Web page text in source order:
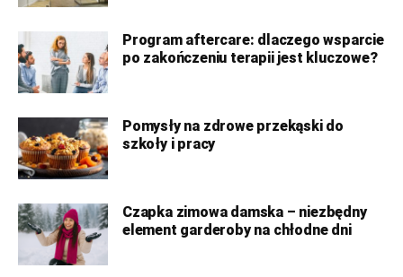
Program aftercare: dlaczego wsparcie
po zakończeniu terapii jest kluczowe?
Pomysły na zdrowe przekąski do
szkoły i pracy
Czapka zimowa damska – niezbędny
element garderoby na chłodne dni